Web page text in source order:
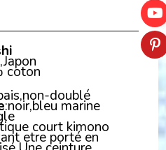
coton
doublé
:noir,bleu marine
court kimono
etre porté en